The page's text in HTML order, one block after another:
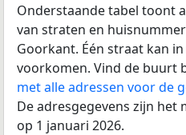
Onderstaande tabel toont
van straten en
Goorkant. Één straat kan
voorkomen. Vind de buurt
met alle adressen voor de
De adresgegevens zijn
op 1 januari 2026.